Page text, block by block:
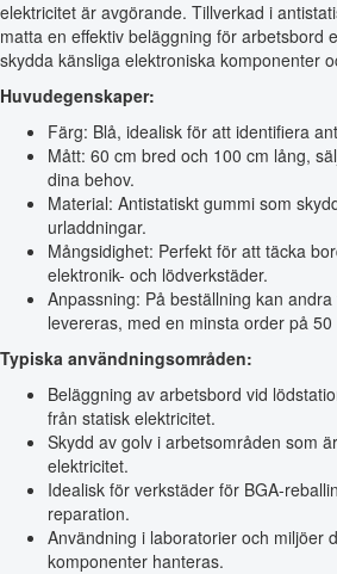
elektricitet är avgörande. Tillverkad i
matta en effektiv beläggning för arbetsbord
skydda känsliga elektroniska komponenter
Huvudegenskaper:
Färg: Blå, idealisk för att identifiera
Mått: 60 cm bred och 100 cm lång,
dina behov.
Material: Antistatiskt gummi som
urladdningar.
Mångsidighet: Perfekt för att täcka
elektronik- och lödverkstäder.
Anpassning: På beställning kan
levereras, med en minsta order på 50
Typiska användningsområden:
Beläggning av arbetsbord vid
från statisk elektricitet.
Skydd av golv i arbetsområden som
elektricitet.
Idealisk för verkstäder för BGA-
reparation.
Användning i laboratorier och miljöer
komponenter hanteras.